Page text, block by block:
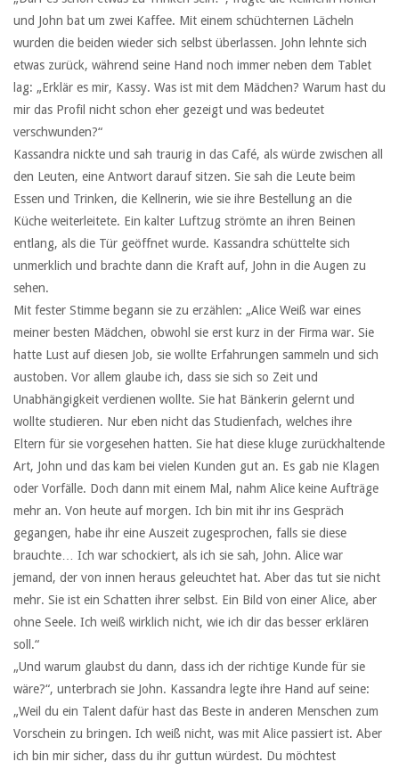
und John bat um zwei Kaffee. Mit einem schüchternen Lächeln
wurden die beiden wieder sich selbst überlassen. John lehnte sich
etwas zurück, während seine Hand noch immer neben dem Tablet
lag: „Erklär es mir, Kassy. Was ist mit dem Mädchen? Warum hast du
mir das Profil nicht schon eher gezeigt und was bedeutet
verschwunden?“
Kassandra nickte und sah traurig in das Café, als würde zwischen all
den Leuten, eine Antwort darauf sitzen. Sie sah die Leute beim
Essen und Trinken, die Kellnerin, wie sie ihre Bestellung an die
Küche weiterleitete. Ein kalter Luftzug strömte an ihren Beinen
entlang, als die Tür geöffnet wurde. Kassandra schüttelte sich
unmerklich und brachte dann die Kraft auf, John in die Augen zu
sehen.
Mit fester Stimme begann sie zu erzählen: „Alice Weiß war eines
meiner besten Mädchen, obwohl sie erst kurz in der Firma war. Sie
hatte Lust auf diesen Job, sie wollte Erfahrungen sammeln und sich
austoben. Vor allem glaube ich, dass sie sich so Zeit und
Unabhängigkeit verdienen wollte. Sie hat Bänkerin gelernt und
wollte studieren. Nur eben nicht das Studienfach, welches ihre
Eltern für sie vorgesehen hatten. Sie hat diese kluge zurückhaltende
Art, John und das kam bei vielen Kunden gut an. Es gab nie Klagen
oder Vorfälle. Doch dann mit einem Mal, nahm Alice keine Aufträge
mehr an. Von heute auf morgen. Ich bin mit ihr ins Gespräch
gegangen, habe ihr eine Auszeit zugesprochen, falls sie diese
brauchte… Ich war schockiert, als ich sie sah, John. Alice war
jemand, der von innen heraus geleuchtet hat. Aber das tut sie nicht
mehr. Sie ist ein Schatten ihrer selbst. Ein Bild von einer Alice, aber
ohne Seele. Ich weiß wirklich nicht, wie ich dir das besser erklären
soll.“
„Und warum glaubst du dann, dass ich der richtige Kunde für sie
wäre?“, unterbrach sie John. Kassandra legte ihre Hand auf seine:
„Weil du ein Talent dafür hast das Beste in anderen Menschen zum
Vorschein zu bringen. Ich weiß nicht, was mit Alice passiert ist. Aber
ich bin mir sicher, dass du ihr guttun würdest. Du möchtest